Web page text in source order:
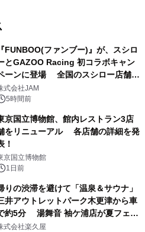
『FUNBOO(ファンブー)』が、スシロ
とGAZOO Racing 初コラボキャン
ーンに登場 全国のスシロー店舗で
4車種の FUNBOO(ミニカー)付き
ニューが展開されます
式会社JAM
5時間前
京国立博物館、館内レストラン3店
をリニューアル 各店舗の詳細を発
！
京国立博物館
1日前
りの渋滞を避けて「温泉＆サウナ」
井アウトレットパーク木更津から車
約5分 湯舞音 袖ケ浦店が夏フェア
ニューを提供
式会社楽久屋